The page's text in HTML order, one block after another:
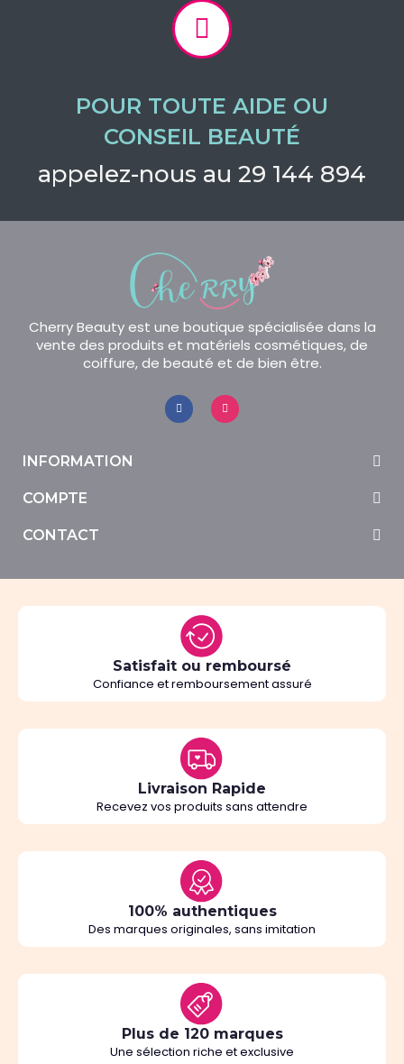
POUR TOUTE AIDE OU
CONSEIL BEAUTÉ
appelez-nous au 29 144 894
Cherry Beauty est une boutique spécialisée dans la
vente des produits et matériels cosmétiques, de
coiffure, de beauté et de bien être.
INFORMATION
COMPTE
CONTACT
Satisfait ou remboursé
Confiance et remboursement assuré
Livraison Rapide
Recevez vos produits sans attendre
100% authentiques
Des marques originales, sans imitation
Plus de 120 marques
Une sélection riche et exclusive